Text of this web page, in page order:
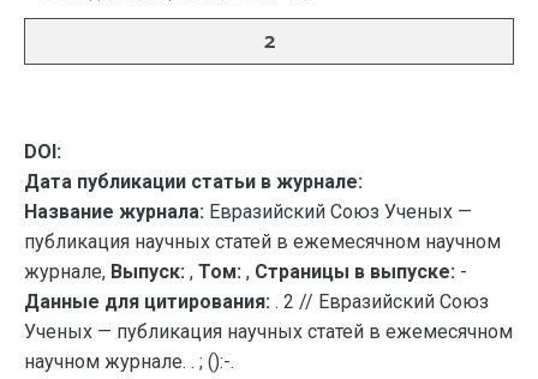
2
DOI:
Дата публикации статьи в журнале:
Название журнала: Евразийский Союз Ученых —
публикация научных статей в ежемесячном научном
журнале, Выпуск: , Том: , Страницы в выпуске: -
Данные для цитирования: . 2 // Евразийский Союз
Ученых — публикация научных статей в ежемесячном
научном журнале. . ; ():-.